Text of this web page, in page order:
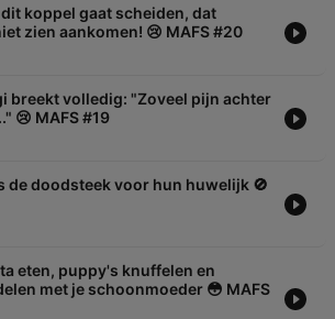
dit koppel gaat scheiden, dat
zien aankomen! 😢 MAFS #20
breekt volledig: "Zoveel pijn achter
😢 MAFS #19
de doodsteek voor hun huwelijk 🚫
eten, puppy's knuffelen en
met je schoonmoeder 😳 MAFS